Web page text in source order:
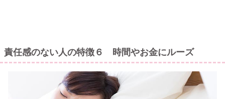
責任感のない人の特徴６ 時間やお金にルーズ